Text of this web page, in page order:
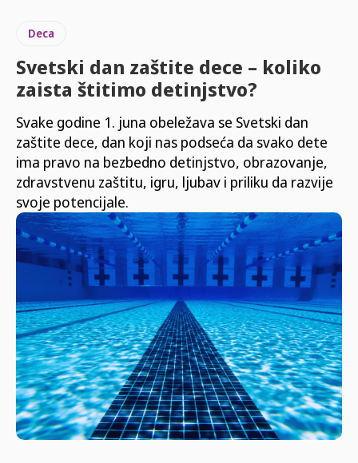
Deca
Svetski dan zaštite dece – koliko
zaista štitimo detinjstvo?
Svake godine 1. juna obeležava se Svetski dan
zaštite dece, dan koji nas podseća da svako dete
ima pravo na bezbedno detinjstvo, obrazovanje,
zdravstvenu zaštitu, igru, ljubav i priliku da razvije
svoje potencijale.